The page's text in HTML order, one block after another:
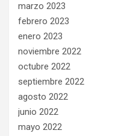
marzo 2023
febrero 2023
enero 2023
noviembre 2022
octubre 2022
septiembre 2022
agosto 2022
junio 2022
mayo 2022